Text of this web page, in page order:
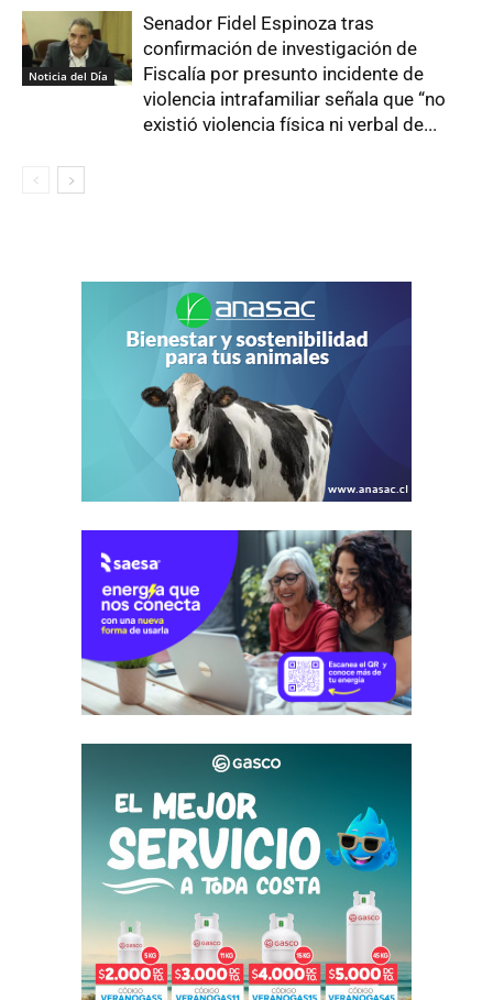
Noticia del Día
Senador Fidel Espinoza tras
confirmación de investigación de
Fiscalía por presunto incidente de
violencia intrafamiliar señala que “no
existió violencia física ni verbal de...